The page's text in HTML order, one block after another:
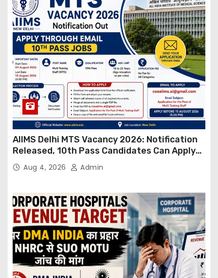
AIIMS Delhi MTS Vacancy 2026: Notification
Released, 10th Pass Candidates Can Apply
Through Email
Aug 4, 2026 Admin